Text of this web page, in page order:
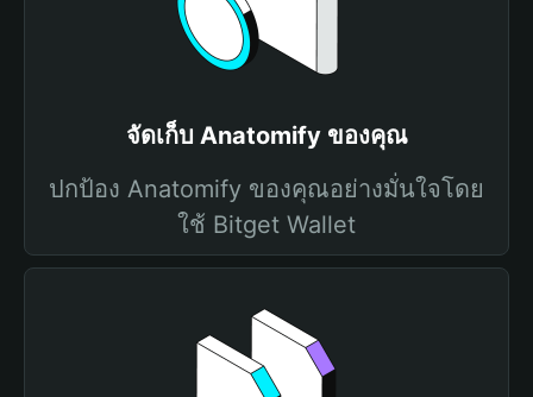
จัดเก็บ Anatomify ของคุณ
ปกป้อง Anatomify ของคุณอย่างมั่นใจโดย
ใช้ Bitget Wallet